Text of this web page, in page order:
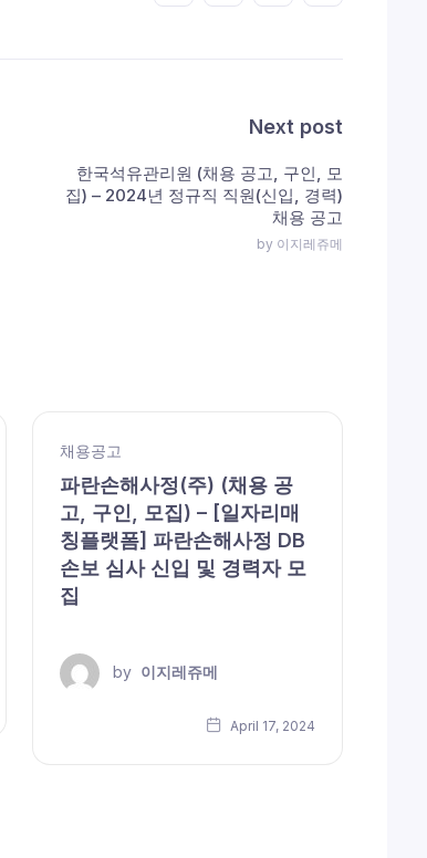
Next post
한국석유관리원 (채용 공고, 구인, 모
집) – 2024년 정규직 직원(신입, 경력)
채용 공고
by 이지레쥬메
채용공고
파란손해사정(주) (채용 공
고, 구인, 모집) – [일자리매
칭플랫폼] 파란손해사정 DB
손보 심사 신입 및 경력자 모
집
by 이지레쥬메
April 17, 2024